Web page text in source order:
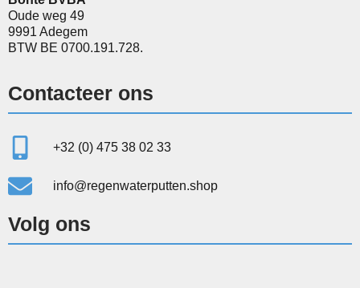
Oude weg 49
9991 Adegem
BTW BE 0700.191.728.
Contacteer ons
+32 (0) 475 38 02 33
info@regenwaterputten.shop
Volg ons